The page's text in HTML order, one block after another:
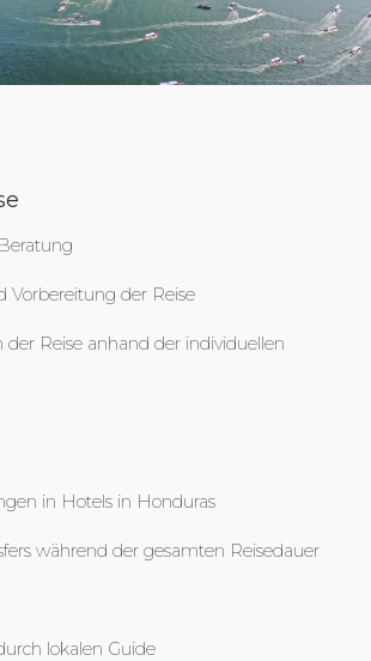
Vorbereitung der Reise
der Reise anhand der individuellen
in Hotels in Honduras
während der gesamten Reisedauer
lokalen Guide